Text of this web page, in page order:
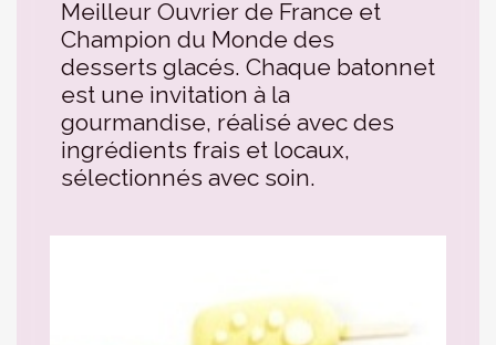
Meilleur Ouvrier de France et
Champion du Monde des
desserts glacés. Chaque batonnet
est une invitation à la
gourmandise, réalisé avec des
ingrédients frais et locaux,
sélectionnés avec soin.